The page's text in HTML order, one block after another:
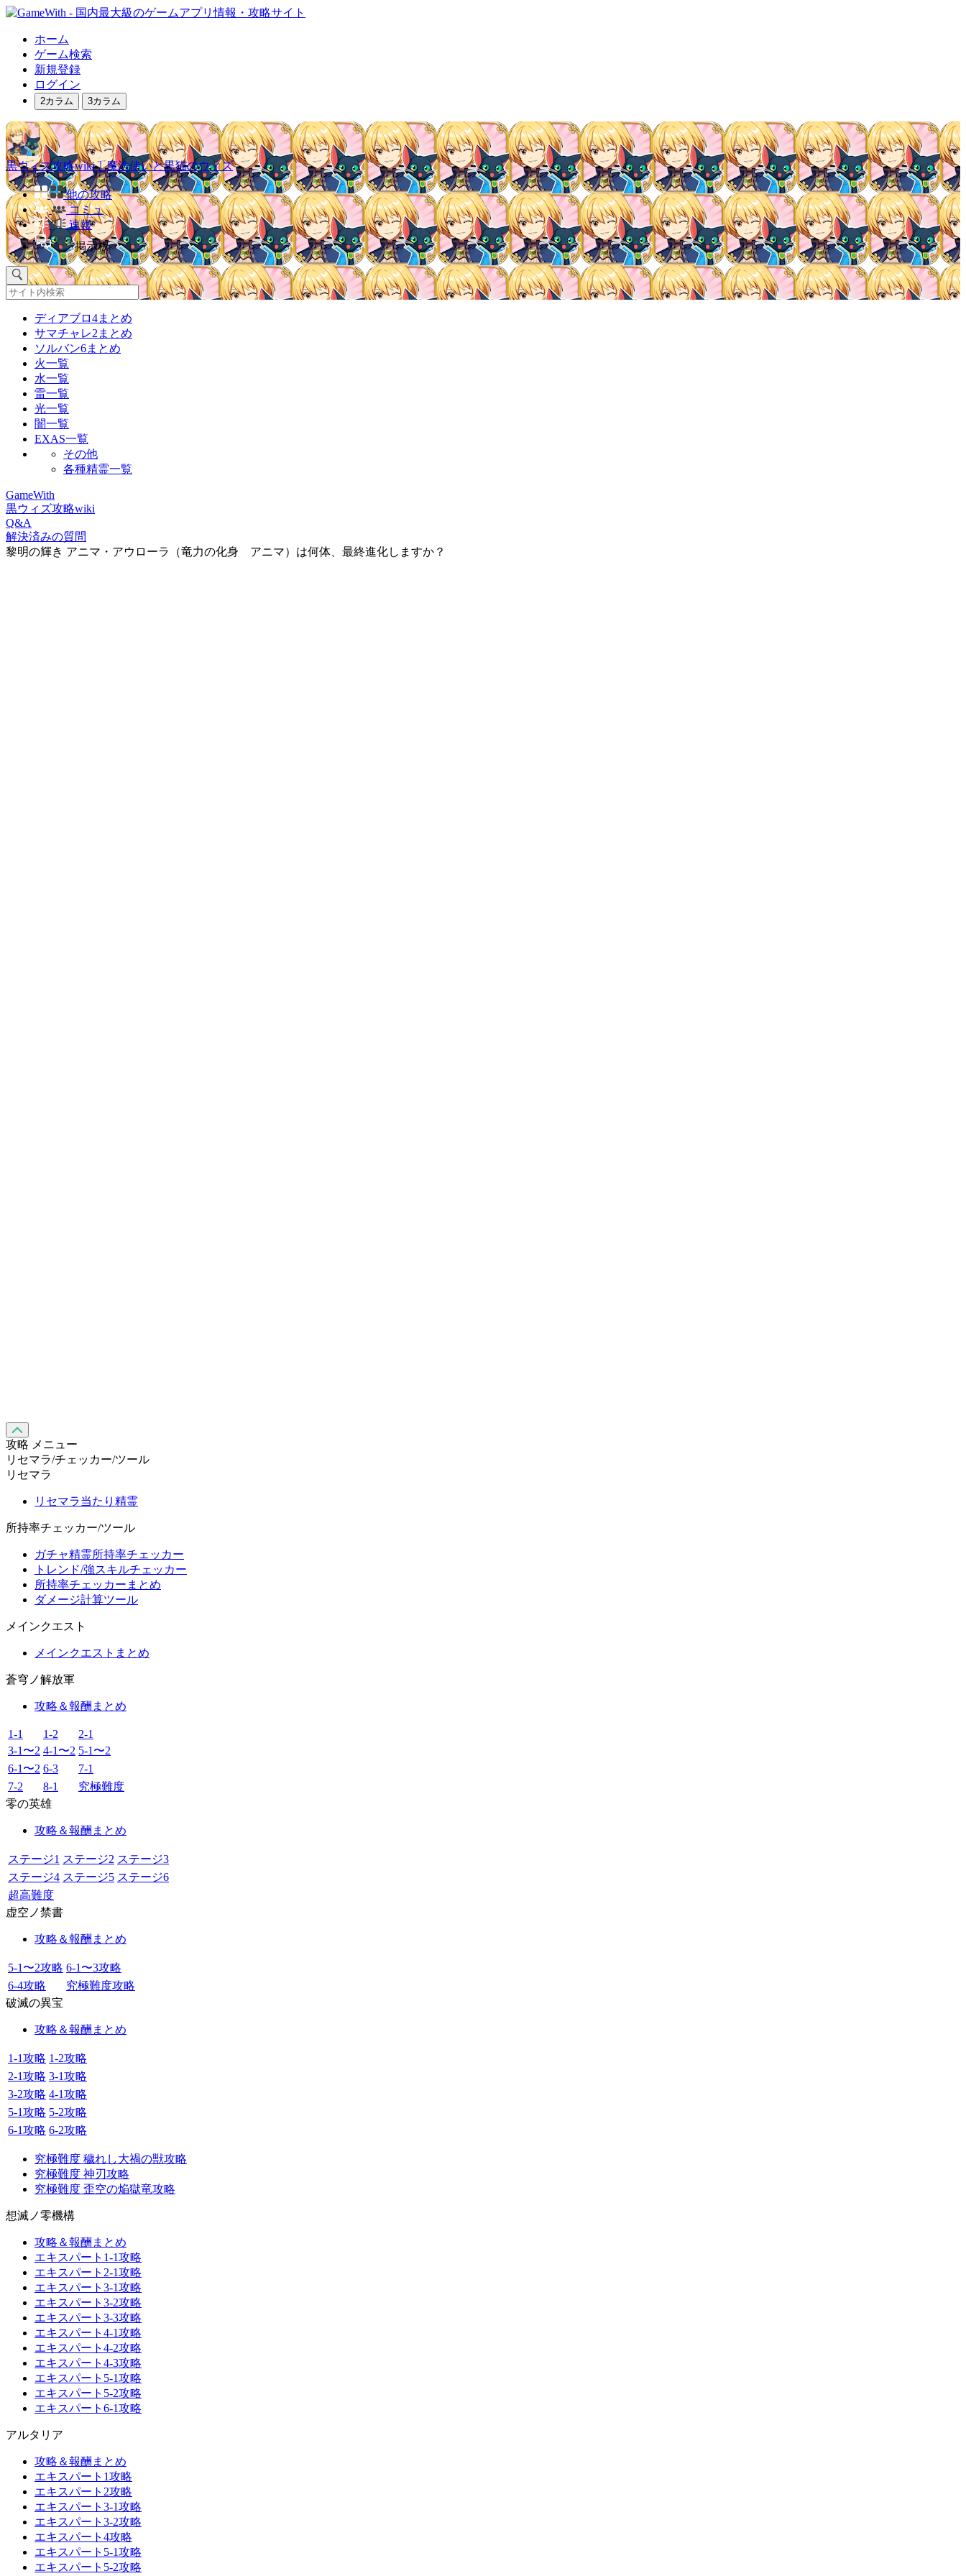
ホーム
ゲーム検索
新規登録
ログイン
2カラム 3カラム
黒ウィズ攻略wiki｜魔法使いと黒猫のウィズ
他の攻略
コミュ
速報
掲示板
ディアブロ4まとめ
サマチャレ2まとめ
ソルバン6まとめ
火一覧
水一覧
雷一覧
光一覧
闇一覧
EXAS一覧
その他
各種精霊一覧
GameWith
黒ウィズ攻略wiki
Q&A
解決済みの質問
黎明の輝き アニマ・アウローラ（竜力の化身 アニマ）は何体、最終進化しますか？
攻略 メニュー
リセマラ/チェッカー/ツール
リセマラ
リセマラ当たり精霊
所持率チェッカー/ツール
ガチャ精霊所持率チェッカー
トレンド/強スキルチェッカー
所持率チェッカーまとめ
ダメージ計算ツール
メインクエスト
メインクエストまとめ
蒼穹ノ解放軍
攻略＆報酬まとめ
1-1 1-2
2-1
3-1〜2 4-1〜2 5-1〜2
6-1〜2 6-3
7-1
7-2
8-1
究極難度
零の英雄
攻略＆報酬まとめ
ステージ1 ステージ2 ステージ3
ステージ4 ステージ5 ステージ6
超高難度
虚空ノ禁書
攻略＆報酬まとめ
5-1〜2攻略 6-1〜3攻略
6-4攻略
究極難度攻略
破滅の異宝
攻略＆報酬まとめ
1-1攻略 1-2攻略
2-1攻略 3-1攻略
3-2攻略 4-1攻略
5-1攻略 5-2攻略
6-1攻略 6-2攻略
究極難度 穢れし大禍の獣攻略
究極難度 神刃攻略
究極難度 歪空の焔獄竜攻略
想滅ノ零機構
攻略＆報酬まとめ
エキスパート1-1攻略
エキスパート2-1攻略
エキスパート3-1攻略
エキスパート3-2攻略
エキスパート3-3攻略
エキスパート4-1攻略
エキスパート4-2攻略
エキスパート4-3攻略
エキスパート5-1攻略
エキスパート5-2攻略
エキスパート6-1攻略
アルタリア
攻略＆報酬まとめ
エキスパート1攻略
エキスパート2攻略
エキスパート3-1攻略
エキスパート3-2攻略
エキスパート4攻略
エキスパート5-1攻略
エキスパート5-2攻略